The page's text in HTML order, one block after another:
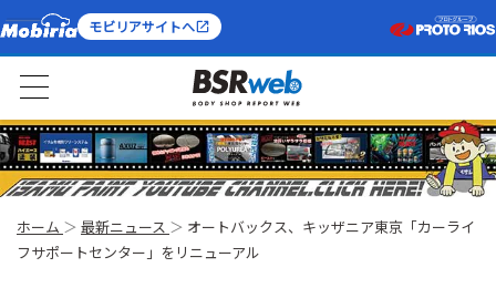
モビリアサイトへ
ホーム 最新ニュース
オートバックス、キッザニア東京「カーライ
フサポートセンター」をリニューアル